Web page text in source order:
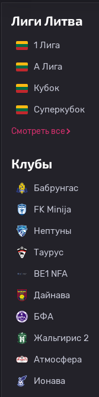
Лиги Литва
1 Лига
А Лига
Кубок
Суперкубок
Смотреть все
Клубы
Бабрунгас
FK Minija
Нептуны
Таурус
BE1 NFA
Дайнава
БФА
Жальгирис 2
Атмосфера
Ионава